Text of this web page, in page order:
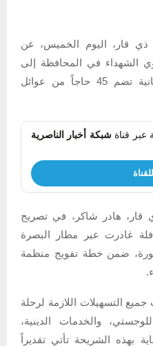
ذي قار، اليوم الخميس، عن
الشهداء في المحافظة إلى
الديار المقدسة، في رحلة إيمانية تضم 45 حاجاً من عوائل
عبر قناةشبكة أخبار الناصرية
قار، هادر شاكر، في تصريح
غادرت عبر مطار البصرة
ضمن خطة تفويج منظمة
التسهيلات اللازمة لرحلة
والخدمات الدينية،
بهذه الشريحة تأتي تقديراً